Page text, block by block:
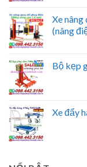
Xe
(nâng
Bộ kẹp
Xe đẩy